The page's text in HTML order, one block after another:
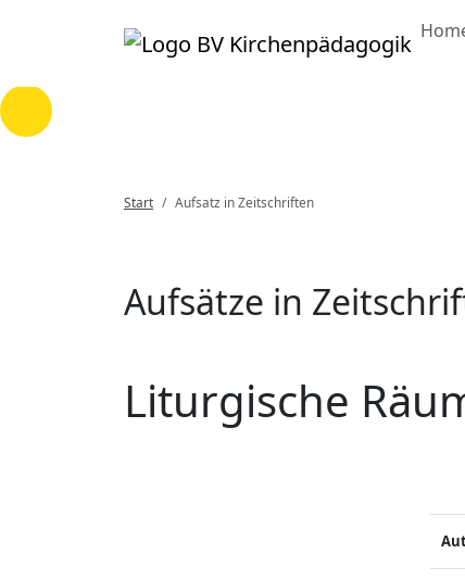
Loading...
Start Aufsatz in Zeitschriften
Aufsätze in
Liturgische